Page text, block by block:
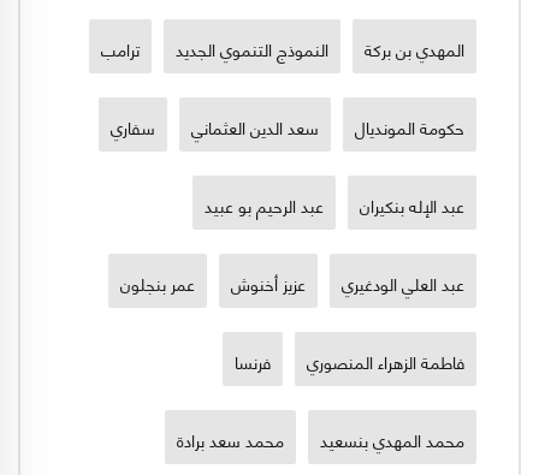
المهدي بن بركة النموذج التنموي الجديد ترامب
حكومة المونديال سعد الدين العثماني سفاري
عبد الإله بنكيران عبد الرحيم بو عبيد
عبد العلي الودغيري عزيز أخنوش عمر بنجلون
فاطمة الزهراء المنصوري فرنسا
محمد المهدي بنسعيد محمد سعد برادة